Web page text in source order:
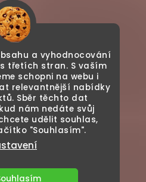
a vyhodnocování
třetích stran. S vaším
schopni na webu i
relevantnější nabídky
Sběr těchto dat
nám nedáte svůj
udělit souhlas,
"Souhlasím".